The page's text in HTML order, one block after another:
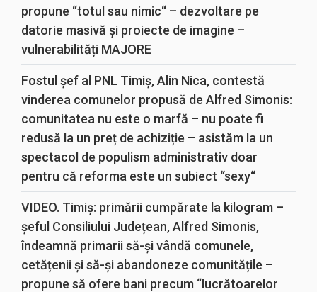
propune “totul sau nimic“ – dezvoltare pe
datorie masivă și proiecte de imagine –
vulnerabilități MAJORE
Fostul șef al PNL Timiș, Alin Nica, contestă
vinderea comunelor propusă de Alfred Simonis:
comunitatea nu este o marfă – nu poate fi
redusă la un preț de achiziție – asistăm la un
spectacol de populism administrativ doar
pentru că reforma este un subiect “sexy“
VIDEO. Timiș: primării cumpărate la kilogram –
șeful Consiliului Județean, Alfred Simonis,
îndeamnă primarii să-și vândă comunele,
cetățenii și să-și abandoneze comunitățile –
propune să ofere bani precum “lucrătoarelor